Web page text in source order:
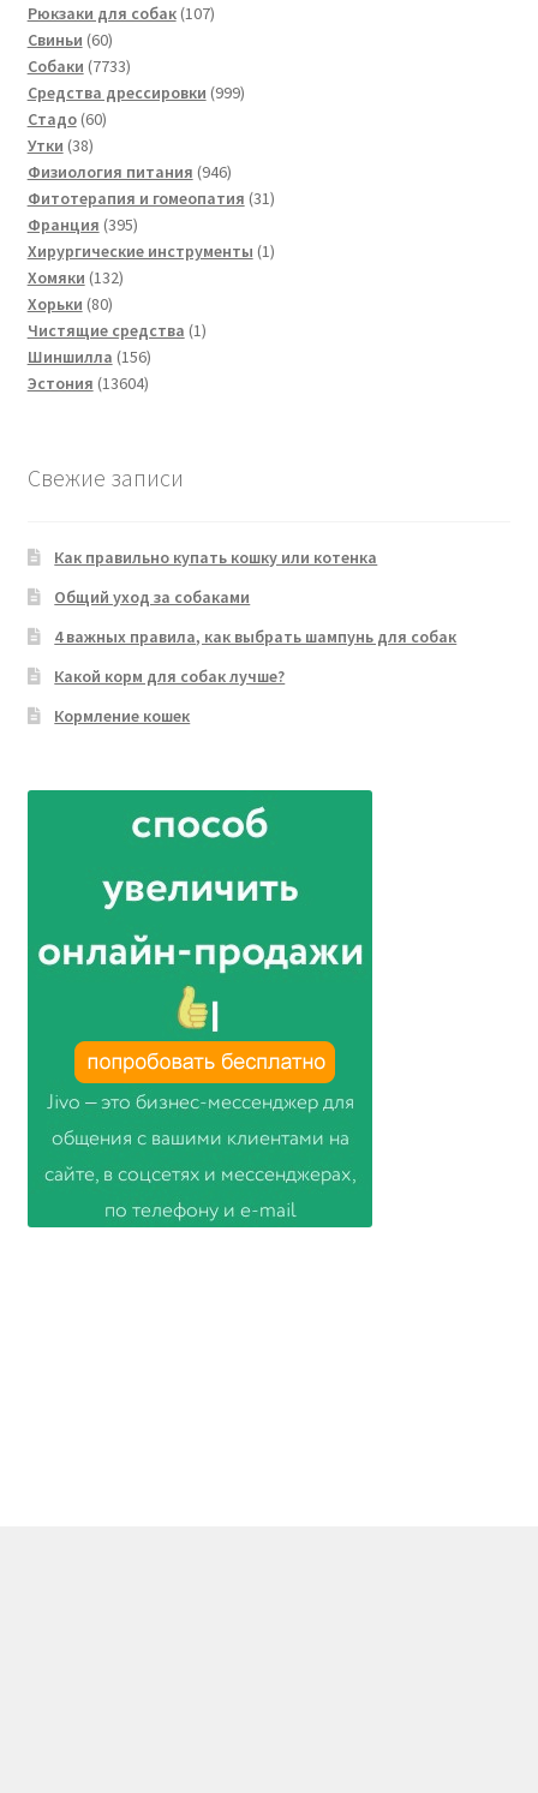
товаров
Рюкзаки для собак 107107
Свиньи 6060
товаров
Собаки 77337733
товара
Средства дрессировки 999999
Стадо 6060
Утки 3838
товаров
Физиология питания 946946
товаров
Фитотерапия и гомеопатия 3131
Франция 395395
товаров
Хирургические инструменты 11
Хомяки 132132
Хорьки 8080
товаров
Чистящие средства 11
Шиншилла 156156
товаров
Эстония 1360413604
Свежие записи
Как правильно купать кошку или котенка
Общий уход за собаками
4 важных правила, как выбрать шампунь для собак
Какой корм для собак лучше?
Кормление кошек